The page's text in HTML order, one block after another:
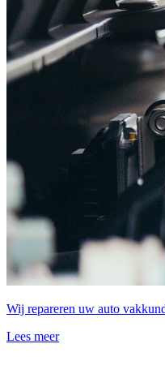
Wij repareren uw auto
Lees meer